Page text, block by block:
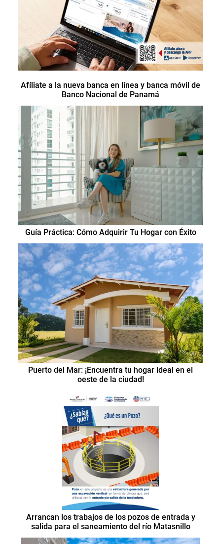
Afíliate a la nueva banca en línea y banca móvil de
Banco Nacional de Panamá
Guía Práctica: Cómo Adquirir Tu Hogar con Éxito
Puerto del Mar: ¡Encuentra tu hogar ideal en el
oeste de la ciudad!
Arrancan los trabajos de los pozos de entrada y
salida para el saneamiento del río Matasnillo